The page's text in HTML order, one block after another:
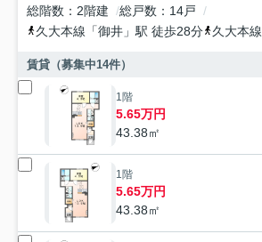
総階数
2階建 総戸数
14戸
久大本線 「御井 」駅 徒歩28分 久大本線
賃貸（募集中14件）
1階
5.65万円
43.38㎡
1階
5.65万円
43.38㎡